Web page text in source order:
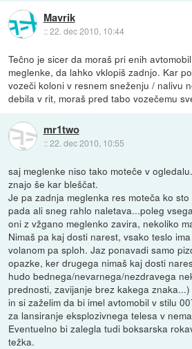
Mavrik
::22. dec 2010, 10:44
Tečno je sicer da moraš pri enih
meglenke, da lahko vklopiš zadnjo. Kar
vozeči koloni v resnem sneženju / nalivu
debila v rit, moraš pred tabo vozečemu
mr1two
::22. dec 2010, 10:55
saj meglenke niso tako moteče v
znajo še kar bleščat.
Je pa zadnja meglenka res moteča ko
pada ali sneg rahlo naletava...poleg
oni z vžgano meglenko zavira, nekoliko
Nimaš pa kaj dosti narest, vsako teslo
volanom pa sploh. Jaz ponavadi samo
opazke, ker drugega nimaš kaj dosti
hudo bednega/nevarnega/nezdravega
prednosti, zavijanje brez kakega
in si zaželim da bi imel avtomobil v stilu
za lansiranje eksplozivnega telesa v
Eventuelno bi zalegla tudi boksarska
težka.